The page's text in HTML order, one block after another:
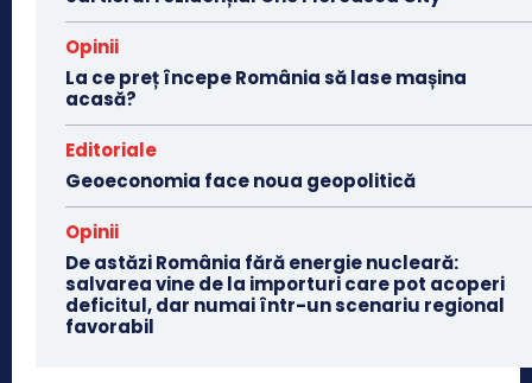
Opinii
La ce preț începe România să lase mașina
acasă?
Editoriale
Geoeconomia face noua geopolitică
Opinii
De astăzi România fără energie nucleară:
salvarea vine de la importuri care pot acoperi
deficitul, dar numai într-un scenariu regional
favorabil